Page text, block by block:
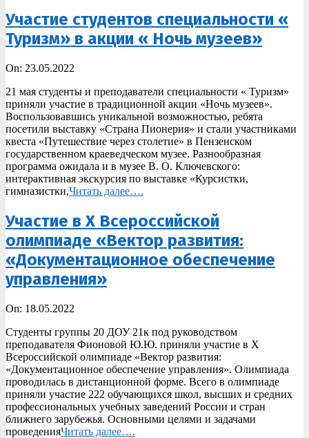
Участие студентов специальности «
Туризм» в акции « Ночь музеев»
2022-
23
On: 23.05.2022
21 мая студенты и преподаватели специальности « Туризм»
приняли участие в традиционной акции «Ночь музеев».
Воспользовавшись уникальной возможностью, ребята
посетили выставку «Страна Пионерия» и стали участниками
квеста «Путешествие через столетие» в Пензенском
государственном краеведческом музее. Разнообразная
программа ожидала и в музее В. О. Ключевского:
интерактивная экскурсия по выставке «Курсистки,
гимназистки,Читать далее….
Участие в X Всероссийской
олимпиаде «Вектор развития:
«Документационное обеспечение
управления»
2022-
18
On: 18.05.2022
Студенты группы 20 ДОУ 21к под руководством
преподавателя Фионовой Ю.Ю. приняли участие в X
Всероссийской олимпиаде «Вектор развития:
«Документационное обеспечение управления». Олимпиада
проводилась в дистанционной форме. Всего в олимпиаде
приняли участие 222 обучающихся школ, высших и средних
профессиональных учебных заведений России и стран
ближнего зарубежья. Основными целями и задачами
проведенияЧитать далее….